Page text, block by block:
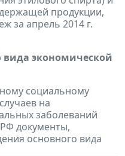
продукции,
за апрель 2014 г.
вида экономической
социальному
на
заболеваний
документы,
основного вида